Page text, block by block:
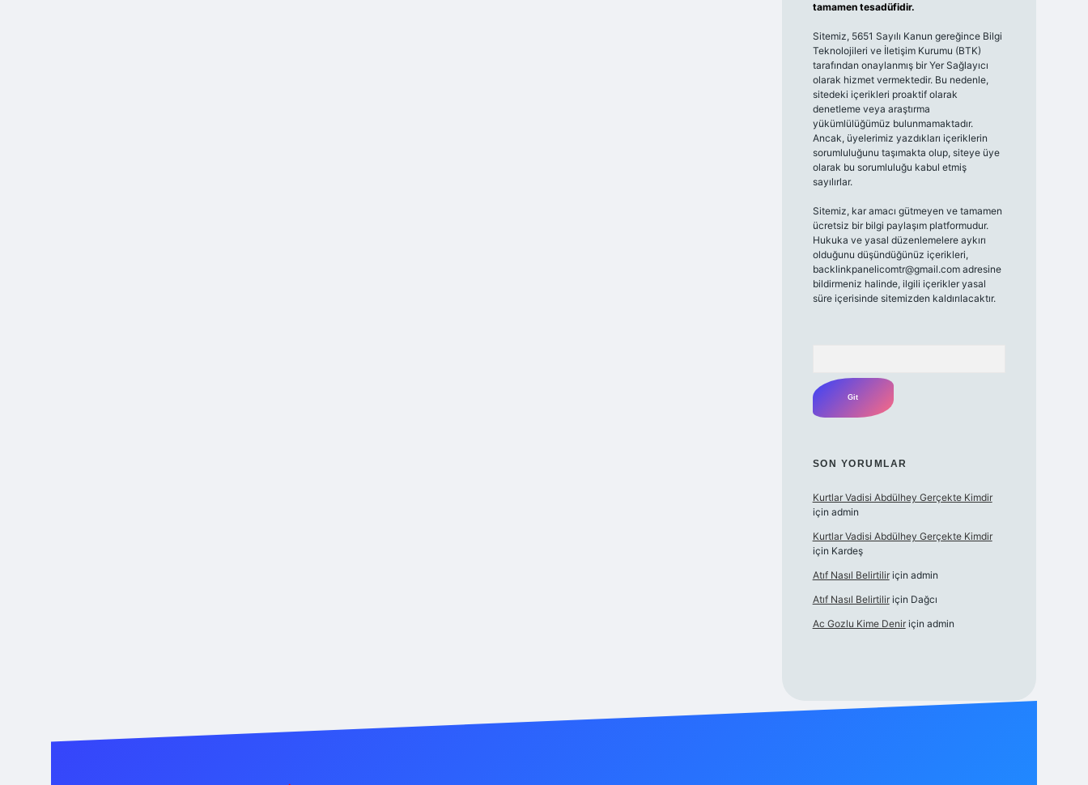
tamamen tesadüfidir.
Sitemiz, 5651 Sayılı Kanun gereğince Bilgi
Teknolojileri ve İletişim Kurumu (BTK)
tarafından onaylanmış bir Yer Sağlayıcı
olarak hizmet vermektedir. Bu nedenle,
sitedeki içerikleri proaktif olarak
denetleme veya araştırma
yükümlülüğümüz bulunmamaktadır.
Ancak, üyelerimiz yazdıkları içeriklerin
sorumluluğunu taşımakta olup, siteye üye
olarak bu sorumluluğu kabul etmiş
sayılırlar.
Sitemiz, kar amacı gütmeyen ve tamamen
ücretsiz bir bilgi paylaşım platformudur.
Hukuka ve yasal düzenlemelere aykırı
olduğunu düşündüğünüz içerikleri,
backlinkpanelicomtr@gmail.comadresine
bildirmeniz halinde, ilgili içerikler yasal
süre içerisinde sitemizden kaldırılacaktır.
SON YORUMLAR
Kurtlar Vadisi Abdülhey Gerçekte Kimdir
için admin
Kurtlar Vadisi Abdülhey Gerçekte Kimdir
için Kardeş
Atıf Nasıl Belirtiliriçin admin
Atıf Nasıl Belirtiliriçin Dağcı
Ac Gozlu Kime Deniriçin admin